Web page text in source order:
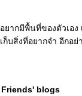
อยากมีพื้นที่ของตัวเอง
เก็บสิ่งที่อยากจำ อีกอ
Friends' blogs